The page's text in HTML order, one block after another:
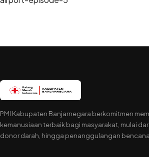
PMI Kabupaten Banjarnegara berkomitmen
kemanusiaan terbaik bagi masyarakat, mulai
donor darah, hingga penanggulangan bencana.